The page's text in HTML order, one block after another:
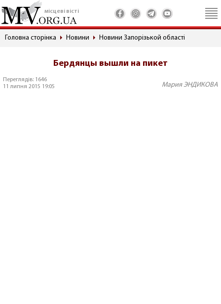
місцеві вісті
Головна сторінка Новини Новини Запорізькой області
Бердянцы вышли на пикет
Переглядів: 1646
11 липня 2015 19:05
Мария ЭНДИКОВА